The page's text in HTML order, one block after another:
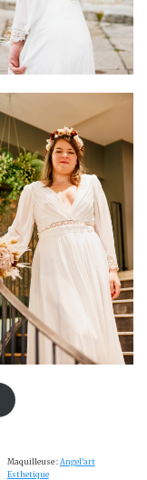
Maquilleuse : Angel’art
Esthetique